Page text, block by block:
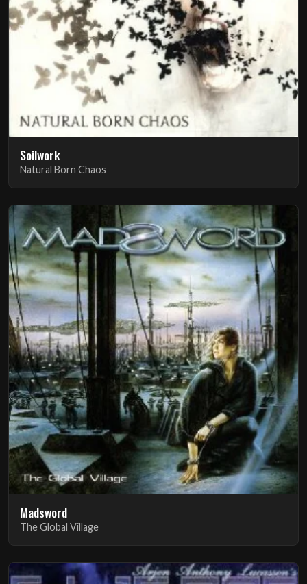
Soilwork
Natural Born Chaos
Madsword
The Global Village